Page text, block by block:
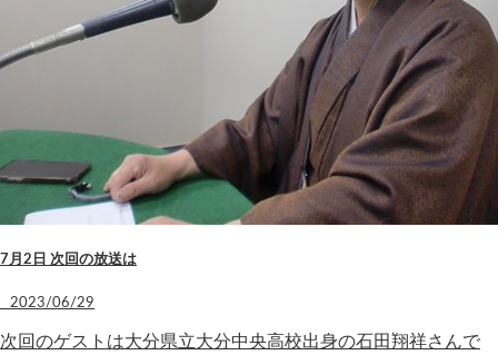
7月2日 次回の放送は
2023/06/29
次回のゲストは大分県立大分中央高校出身の石田翔祥さんで